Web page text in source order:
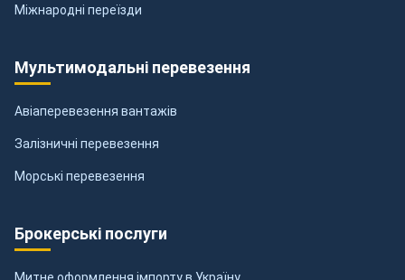
Міжнародні переїзди
Мультимодальні перевезення
Авіаперевезення вантажів
Залізничні перевезення
Морські перевезення
Брокерські послуги